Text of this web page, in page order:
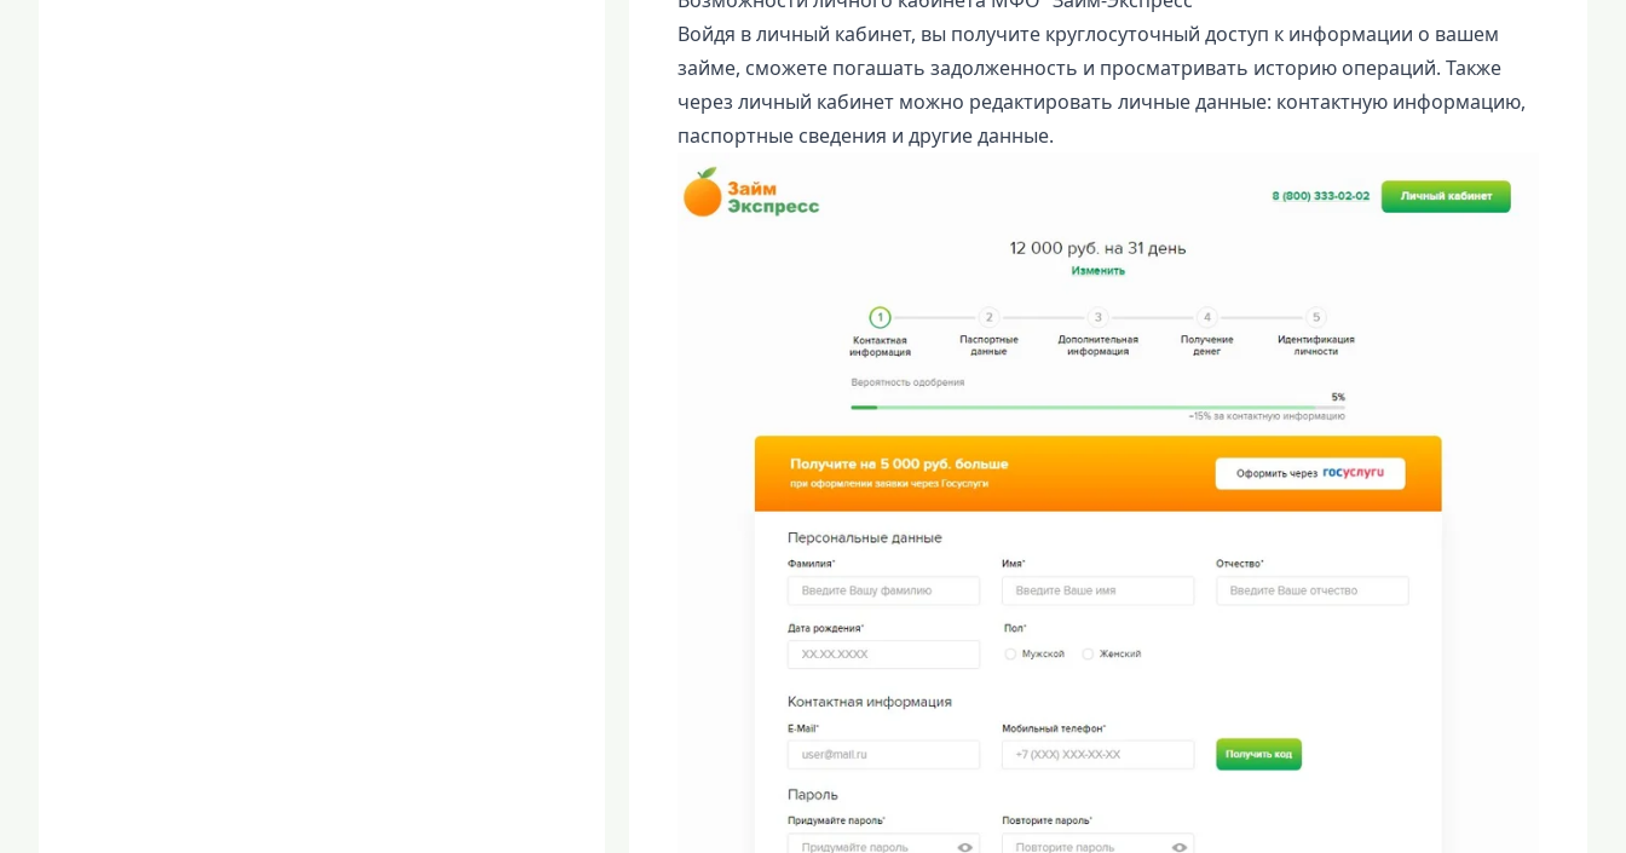
Войдя в личный кабинет, вы получите круглосуточный доступ к информации о вашем
займе, сможете погашать задолженность и просматривать историю операций. Также
через личный кабинет можно редактировать личные данные: контактную информацию,
паспортные сведения и другие данные.